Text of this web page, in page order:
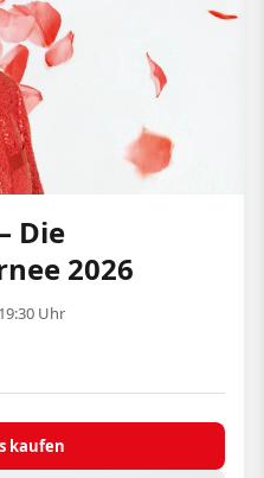
Die
2026
Uhr
kaufen